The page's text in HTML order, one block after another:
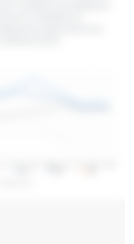
i zniesieniu powiązanych
dodatkowo
popyt sezonowy
FAO.